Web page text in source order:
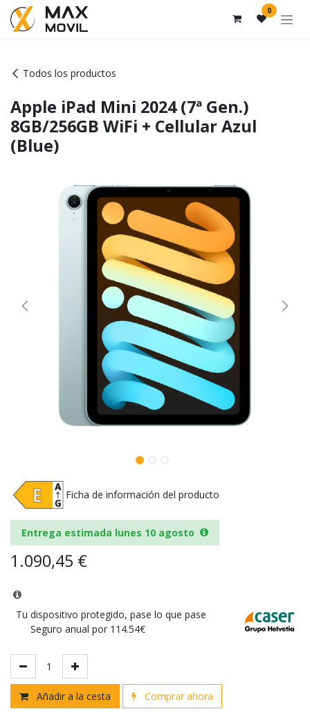
Ir al contenido 0
Todos los productos
Apple iPad Mini 2024 (7ª Gen.)
8GB/256GB WiFi + Cellular Azul
(Blue)
Ficha de información del producto
Entrega estimada lunes 10 agosto
1.090,45 €
Tu dispositivo protegido, pase lo que pase
Seguro anual por 114.54€
Añadir a la cesta Comprar ahora